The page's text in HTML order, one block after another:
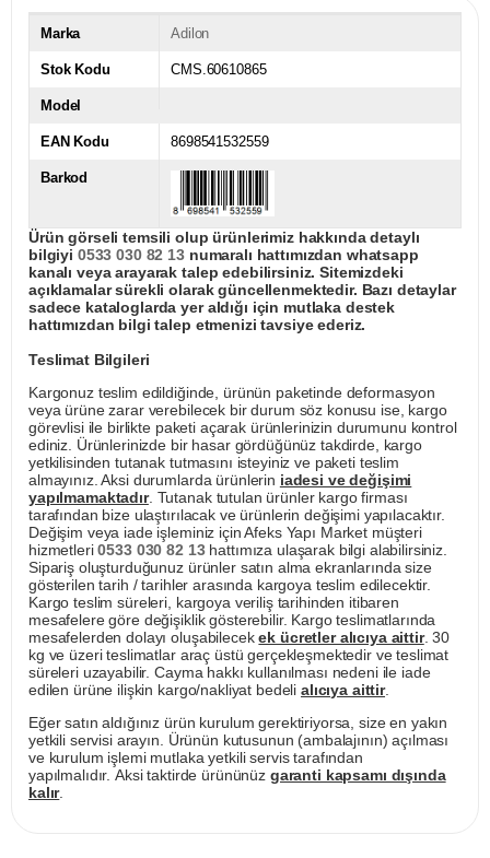
Marka Adilon
Stok Kodu CMS.60610865
Model
EAN Kodu 8698541532559
Barkod
Ürün görseli temsili olup ürünlerimiz hakkında detaylı
bilgiyi 0533 030 82 13numaralı hattımızdan whatsapp
kanalı veya arayarak talep edebilirsiniz. Sitemizdeki
açıklamalar sürekli olarak güncellenmektedir. Bazı detaylar
sadece kataloglarda yer aldığı için mutlaka destek
hattımızdan bilgi talep etmenizi tavsiye ederiz.
Teslimat Bilgileri
Kargonuz teslim edildiğinde, ürünün paketinde deformasyon
veya ürüne zarar verebilecek bir durum söz konusu ise, kargo
görevlisi ile birlikte paketi açarak ürünlerinizin durumunu kontrol
ediniz. Ürünlerinizde bir hasar gördüğünüz takdirde, kargo
yetkilisinden tutanak tutmasını isteyiniz ve paketi teslim
almayınız. Aksi durumlarda ürünlerin iadesi ve değişimi
yapılmamaktadır. Tutanak tutulan ürünler kargo firması
tarafından bize ulaştırılacak ve ürünlerin değişimi yapılacaktır.
Değişim veya iade işleminiz için Afeks Yapı Market müşteri
hizmetleri0533 030 82 13hattımıza ulaşarak bilgi alabilirsiniz.
Sipariş oluşturduğunuz ürünler satın alma ekranlarında size
gösterilen tarih / tarihler arasında kargoya teslim edilecektir.
Kargo teslim süreleri, kargoya veriliş tarihinden itibaren
mesafelere göre değişiklik gösterebilir. Kargo teslimatlarında
mesafelerden dolayı oluşabilecekek ücretler alıcıya aittir. 30
kg ve üzeri teslimatlar araç üstü gerçekleşmektedir ve teslimat
süreleri uzayabilir. Cayma hakkı kullanılması nedeni ile iade
edilen ürüne ilişkin kargo/nakliyat bedeli alıcıya aittir.
Eğer satın aldığınız ürün kurulum gerektiriyorsa, size en yakın
yetkili servisi arayın. Ürünün kutusunun (ambalajının) açılması
ve kurulum işlemi mutlaka yetkili servis tarafından
yapılmalıdır. Aksi taktirde ürününüz garanti kapsamı dışında
kalır.